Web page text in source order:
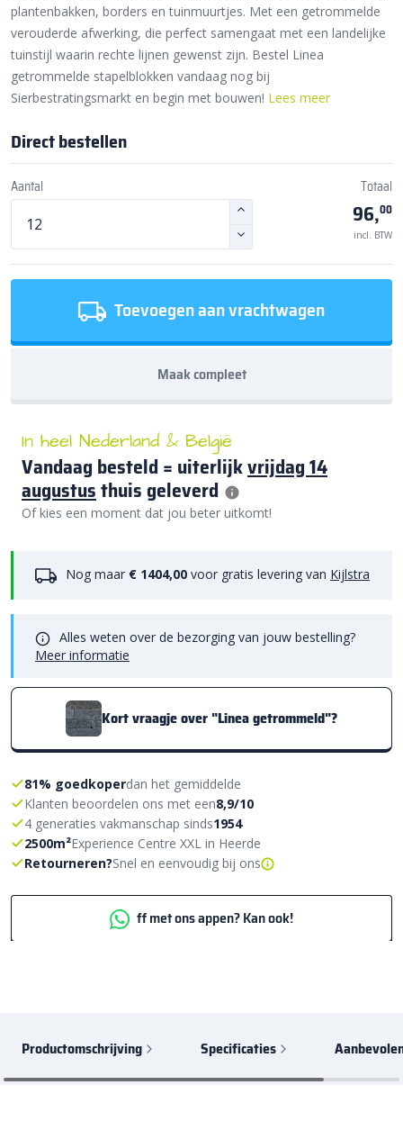
plantenbakken, borders en tuinmuurtjes. Met een getrommelde
verouderde afwerking, die perfect samengaat met een landelijke
tuinstijl waarin rechte lijnen gewenst zijn. Bestel Linea
getrommelde stapelblokken vandaag nog bij
Sierbestratingsmarkt en begin met bouwen! Lees meer
Direct bestellen
Aantal Totaal
96,00
incl. BTW
Toevoegen aan vrachtwagen
Maak compleet
In heel Nederland & België
Vandaag besteld = uiterlijkvrijdag 14
augustusthuis geleverd
Of kies een moment dat jou beter uitkomt!
Nog maar € 1404,00 voor gratis levering van Kijlstra
Alles weten over de bezorging van jouw bestelling?
Meer informatie
Kort vraagje over "Linea getrommeld"?
81% goedkoperdan het gemiddelde
Klanten beoordelen ons met een8,9/10
4 generaties vakmanschap sinds1954
2500m²Experience Centre XXL in Heerde
Retourneren?Snel en eenvoudig bij ons
ff met ons appen? Kan ook!
Productomschrijving Specificaties